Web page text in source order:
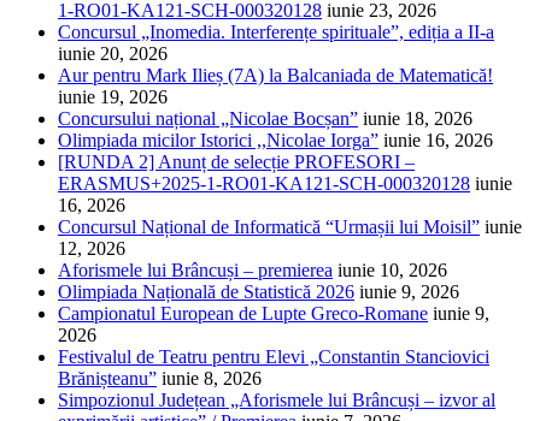
1-RO01-KA121-SCH-000320128 iunie 23, 2026
Concursul „Inomedia. Interferențe spirituale”, ediția a II-a
iunie 20, 2026
Aur pentru Mark Ilieș (7A) la Balcaniada de Matematică!
iunie 19, 2026
Concursului național „Nicolae Bocșan” iunie 18, 2026
Olimpiada micilor Istorici ,,Nicolae Iorga” iunie 16, 2026
[RUNDA 2] Anunț de selecție PROFESORI –
ERASMUS+2025-1-RO01-KA121-SCH-000320128 iunie
16, 2026
Concursul Național de Informatică “Urmașii lui Moisil” iunie
12, 2026
Aforismele lui Brâncuși – premierea iunie 10, 2026
Olimpiada Națională de Statistică 2026 iunie 9, 2026
Campionatul European de Lupte Greco-Romane iunie 9,
2026
Festivalul de Teatru pentru Elevi „Constantin Stanciovici
Brănișteanu” iunie 8, 2026
Simpozionul Județean „Aforismele lui Brâncuși – izvor al